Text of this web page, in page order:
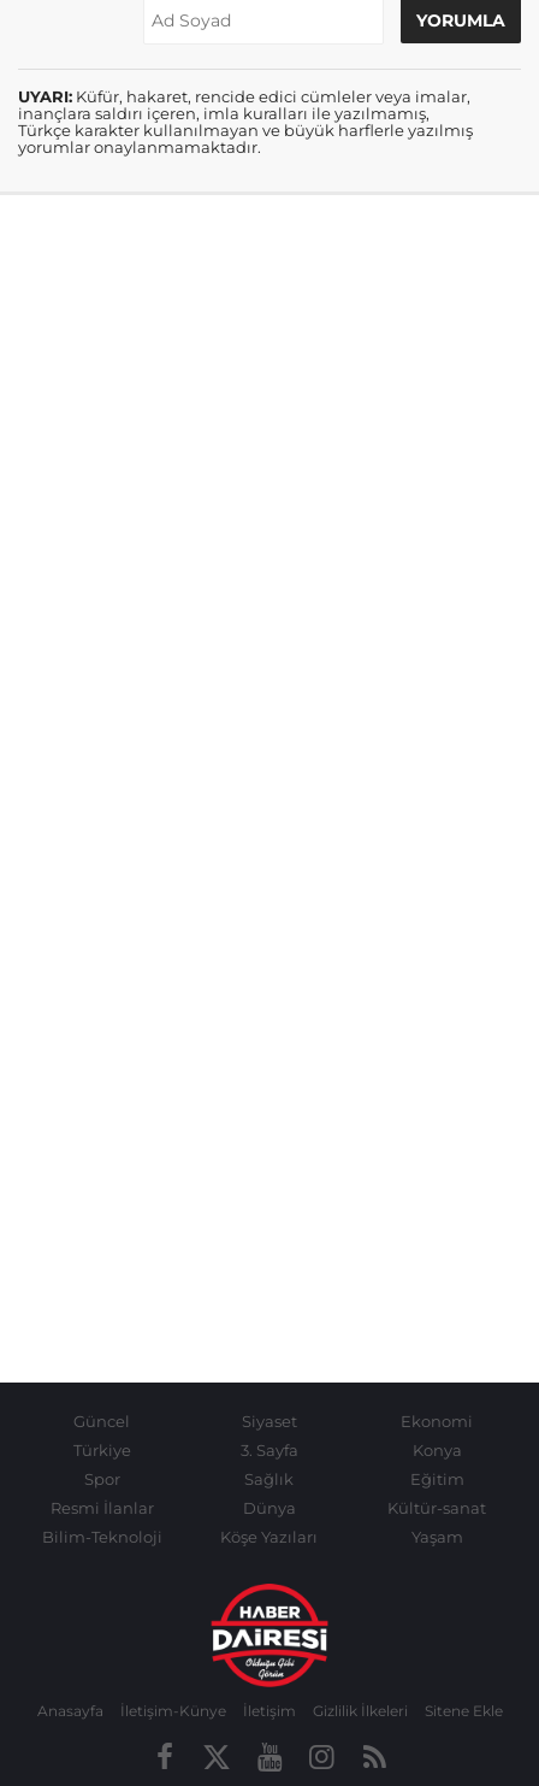
UYARI: Küfür, hakaret, rencide edici cümleler veya imalar,
inançlara saldırı içeren, imla kuralları ile yazılmamış,
Türkçe karakter kullanılmayan ve büyük harflerle yazılmış
yorumlar onaylanmamaktadır.
Güncel Siyaset
Ekonomi
Türkiye
3. Sayfa
Konya
Spor
Sağlık
Eğitim
Resmi İlanlar
Dünya
Kültür-sanat
Bilim-Teknoloji
Köşe Yazıları Yaşam
Anasayfa İletişim-Künye İletişim Gizlilik İlkeleri Sitene Ekle